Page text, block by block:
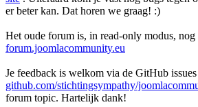
er beter kan. Dat horen we graag! :)
Het oude forum is, in read-only modus, nog
forum.joomlacommunity.eu
Je feedback is welkom via de GitHub
github.com/stichtingsympathy/
forum topic. Hartelijk dank!